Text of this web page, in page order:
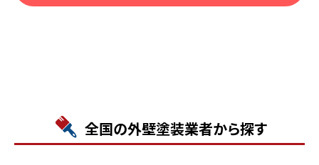
全国の外壁塗装業者から探す